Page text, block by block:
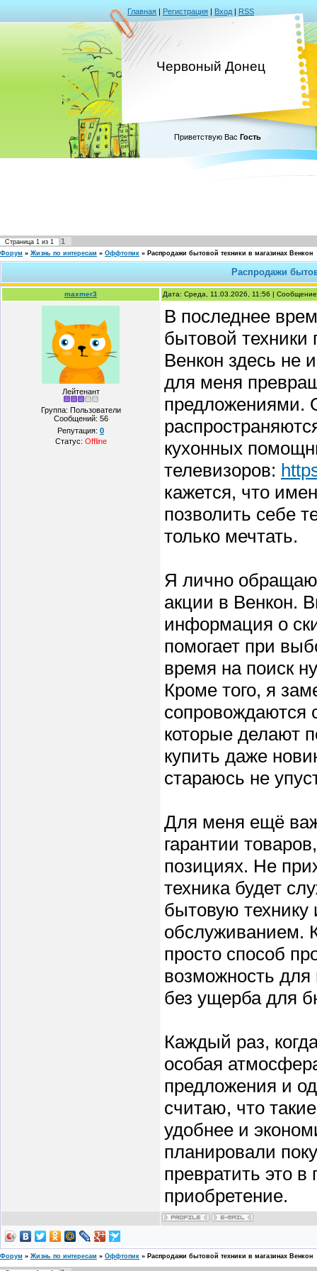
Главная | Регистрация | Вход | RSS
Червоный Донец
Приветствую Вас Гость
Страница 1 из 1 1
Форум » Жизнь по интересам » Оффтопик » Распродажи бытовой техники в магазинах Венкон
Распродажи
maxmer3 Дата: Среда, 11.03.2026, 11:56 |
Лейтенант
Группа: Пользователи
Сообщений: 56
Репутация: 0
Статус: Offline
В последнее
бытовой
Венкон здесь не
для меня
предложениями.
кухонных
телевизоров:
кажется, что
позволить себе
только мечтать.
Я лично обращаю
акции в Венкон.
информация о
помогает при
время на поиск
Кроме того, я
сопровождаются
которые делают
купить даже
стараюсь не
Для меня ещё
гарантии
позициях. Не
техника будет
бытовую технику
обслуживанием.
просто способ
возможность
без ущерба для
Каждый раз,
особая
предложения и
считаю, что
удобнее и
планировали
превратить это
приобретение.
Форум » Жизнь по интересам » Оффтопик » Распродажи бытовой техники в магазинах Венкон